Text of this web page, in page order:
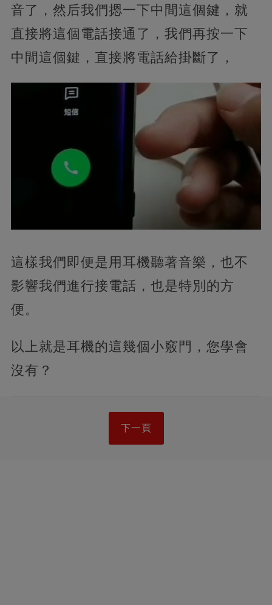
音了，然后我們摁一下中間這個鍵，就
直接將這個電話接通了，我們再按一下
中間這個鍵，直接將電話給掛斷了，
這樣我們即便是用耳機聽著音樂，也不
影響我們進行接電話，也是特別的方
便。
以上就是耳機的這幾個小竅門，您學會
沒有？
下一頁